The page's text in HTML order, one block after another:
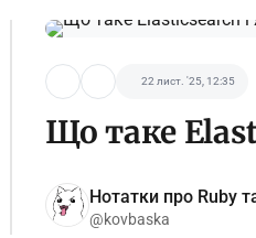
22 лист. '25, 12:35
Що таке
Нотатки про Ruby
@kovbaska